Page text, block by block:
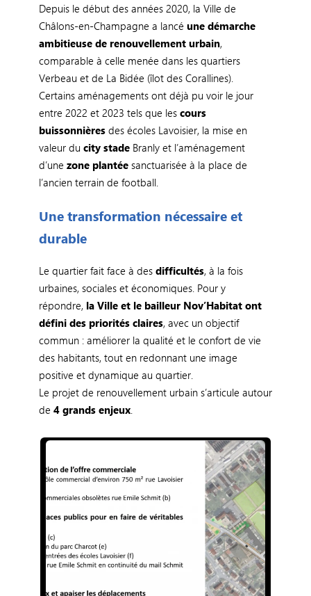
Depuis le début des années 2020, la Ville de
Châlons-en-Champagne a lancé une démarche
ambitieuse de renouvellement urbain,
comparable à celle menée dans les quartiers
Verbeau et de La Bidée (îlot des Corallines).
Certains aménagements ont déjà pu voir le jour
entre 2022 et 2023 tels que les cours
buissonnièresdes écoles Lavoisier, la mise en
valeur du city stadeBranly et l’aménagement
d’une zone plantéesanctuarisée à la place de
l’ancien terrain de football.
Une transformation nécessaire et
durable
Le quartier fait face à des difficultés, à la fois
urbaines, sociales et économiques. Pour y
répondre, la Ville et le bailleur Nov’Habitat ont
défini des priorités claires, avec un objectif
commun : améliorer la qualité et le confort de vie
des habitants, tout en redonnant une image
positive et dynamique au quartier.
Le projet de renouvellement urbain s’articule autour
de 4 grands enjeux.